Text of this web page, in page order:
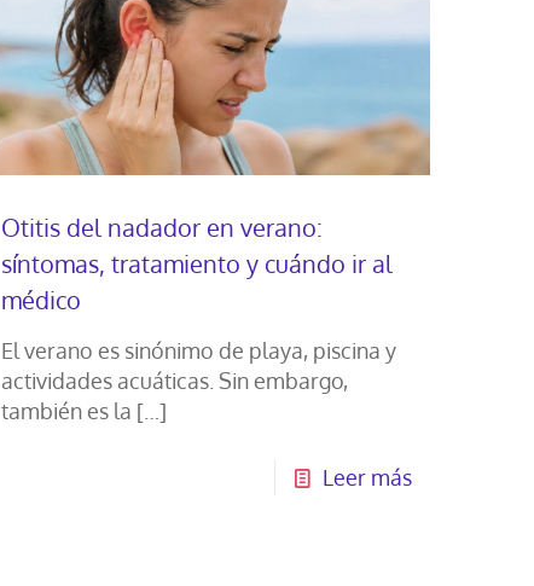
Otitis del nadador en verano:
síntomas, tratamiento y cuándo ir al
médico
El verano es sinónimo de playa, piscina y
actividades acuáticas. Sin embargo,
también es la […]
Leer más